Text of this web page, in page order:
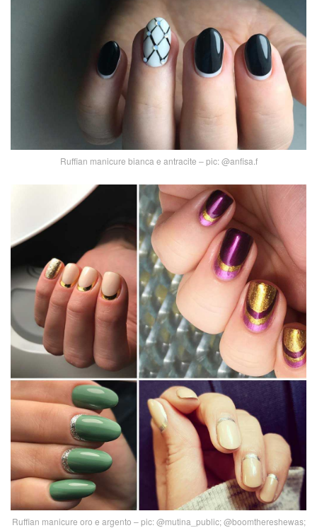
Ruffian manicure bianca e antracite – pic: @anfisa.f
Ruffian manicure oro e argento – pic: @mutina_public; @boomthereshewas;